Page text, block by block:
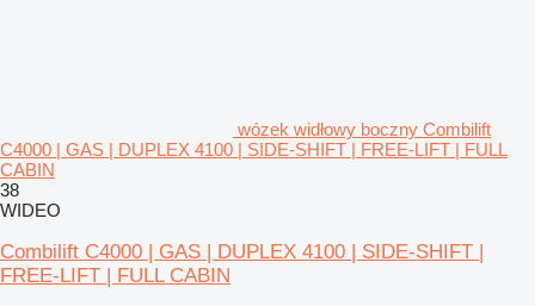
wózek widłowy boczny Combilift
C4000 | GAS | DUPLEX 4100 | SIDE-SHIFT | FREE-LIFT | FULL
CABIN
38
WIDEO
Combilift C4000 | GAS | DUPLEX 4100 | SIDE-SHIFT |
FREE-LIFT | FULL CABIN